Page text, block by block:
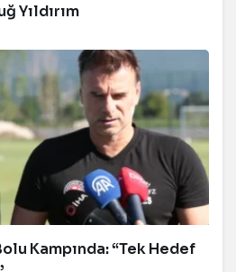
Yıldırım
Kampında: “Tek Hedef